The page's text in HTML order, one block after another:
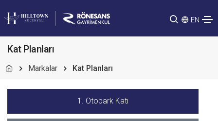
EN
Kat Planları
Markalar Kat Planları
1. Otopark Katı